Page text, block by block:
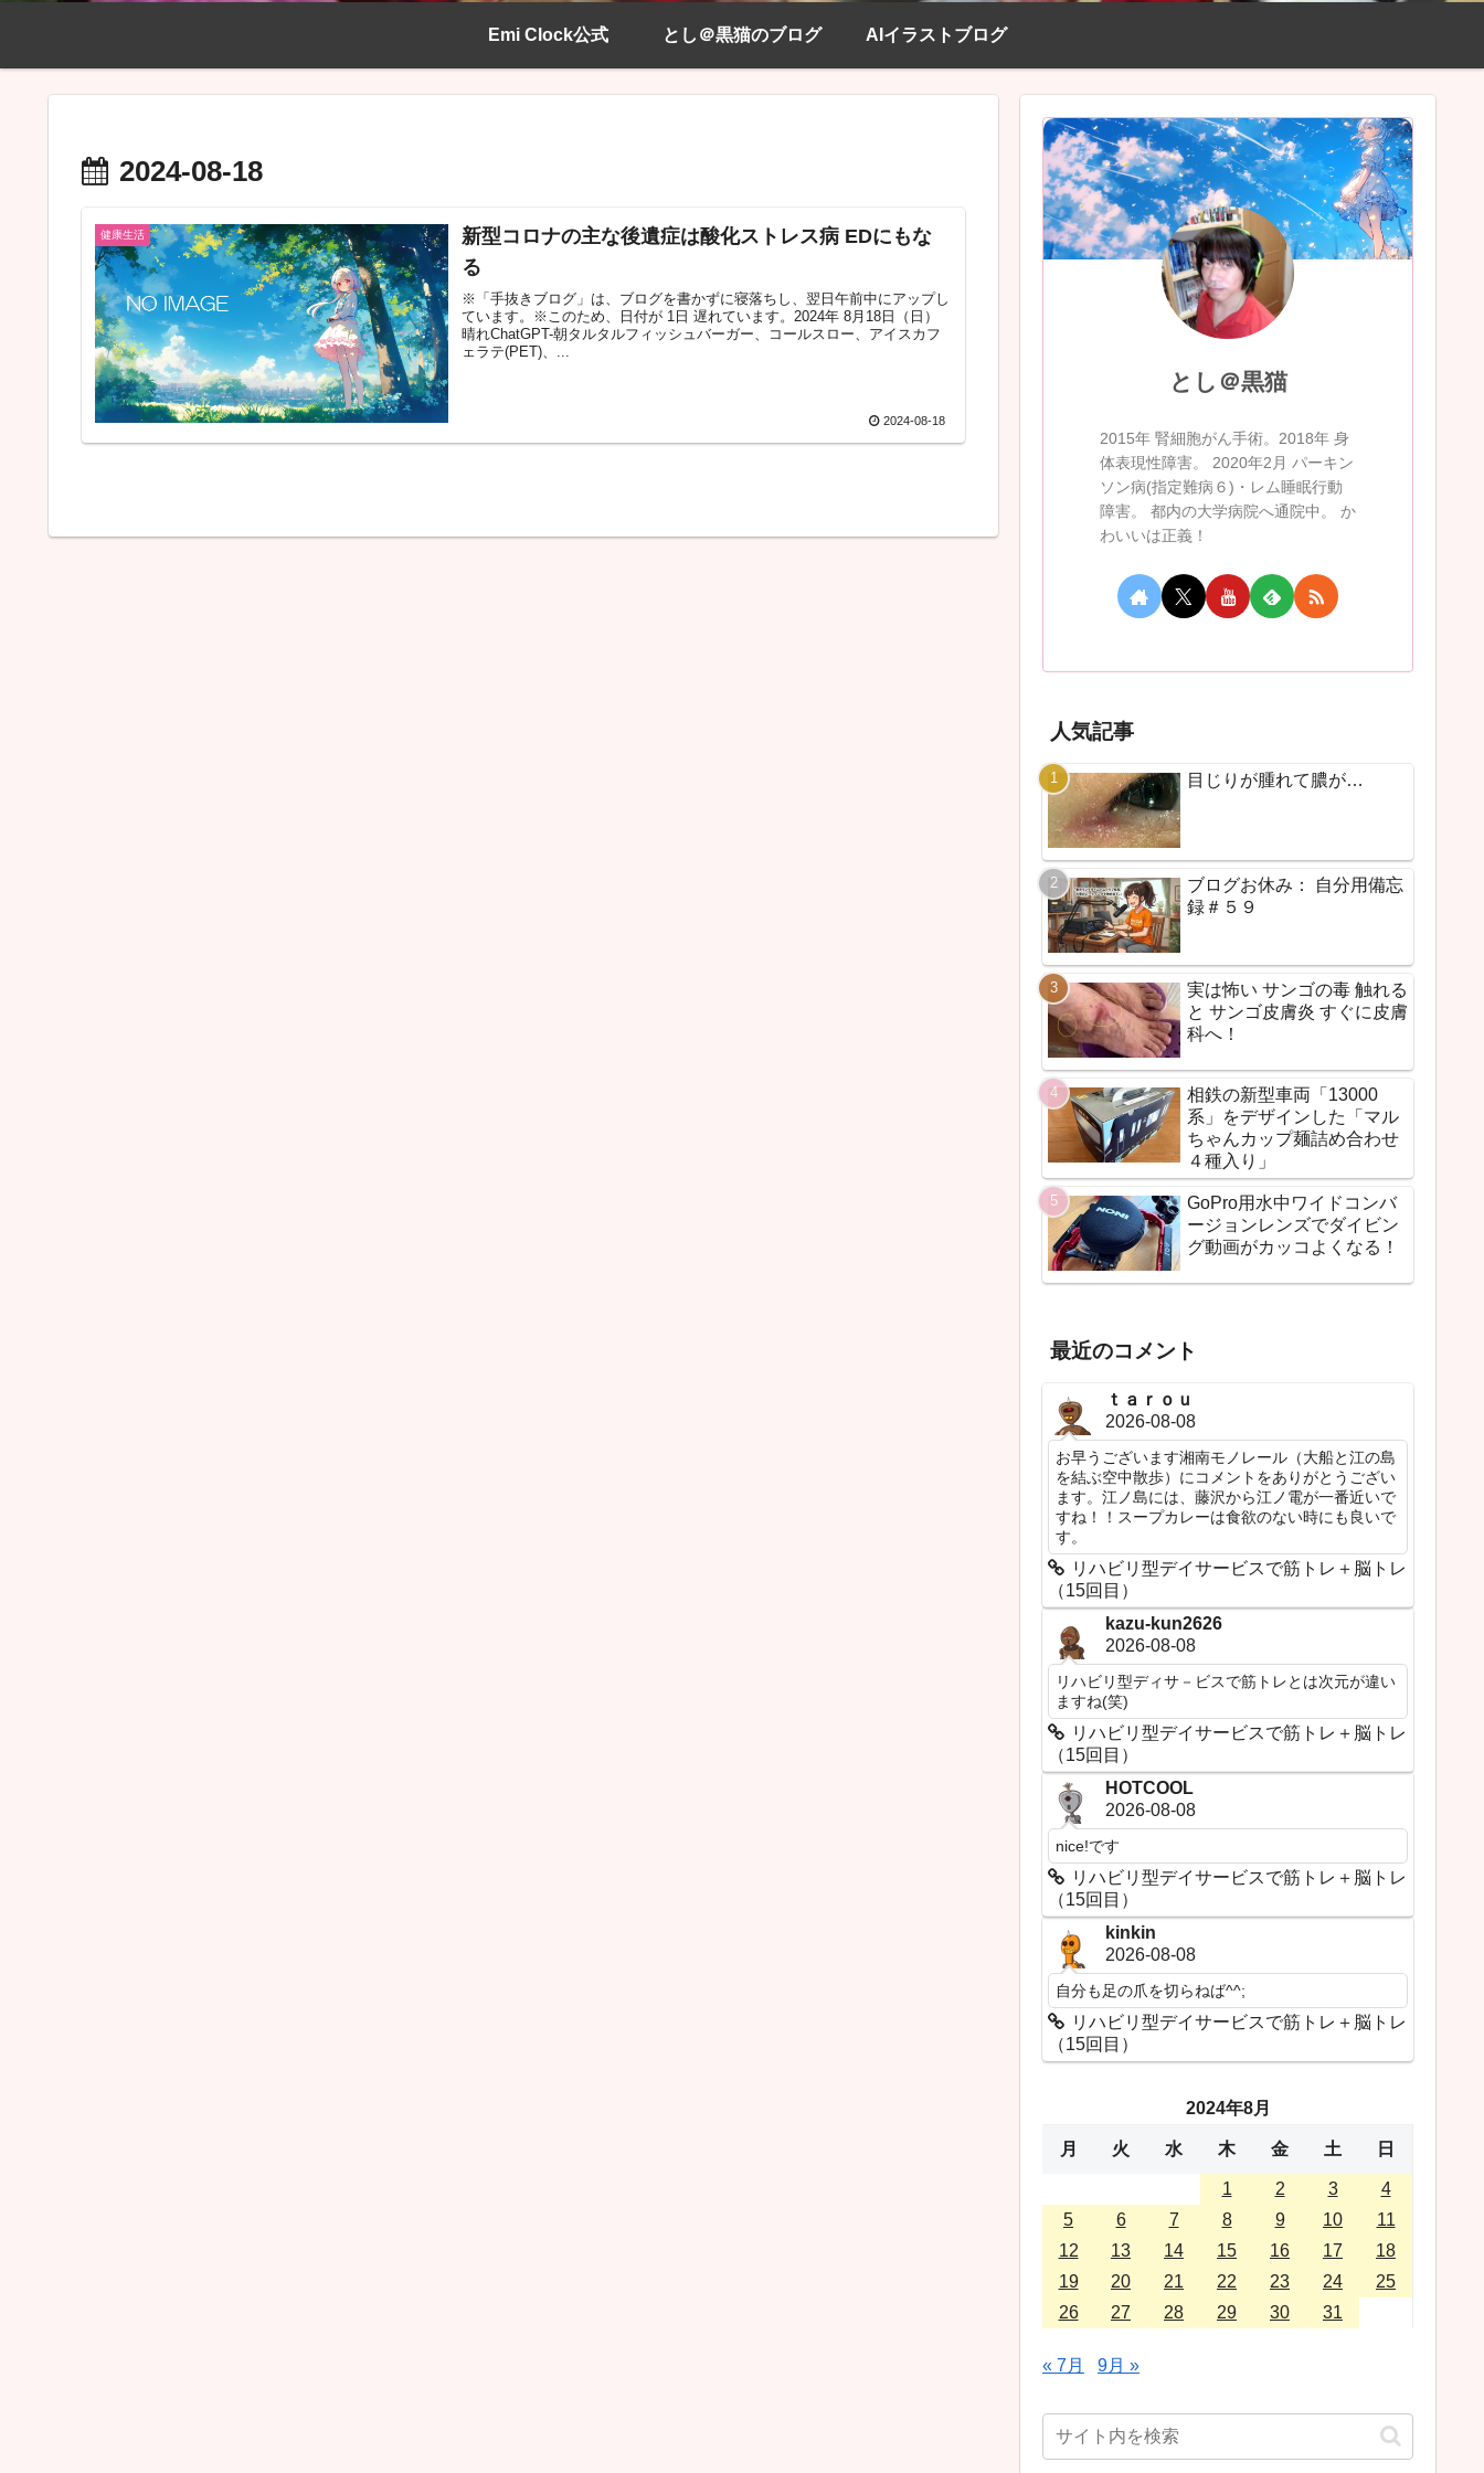
Emi Clock公式 とし＠黒猫のブログ AIイラストブログ
2024-08-18
健康生活
新型コロナの主な後遺症は酸化ストレス病 EDにもな
る
※「手抜きブログ」は、ブログを書かずに寝落ちし、翌日午前中にアップし
ています。※このため、日付が 1日 遅れています。2024年 8月18日（日）
晴れChatGPT-朝タルタルフィッシュバーガー、コールスロー、アイスカフ
ェラテ(PET)、...
2024-08-18
とし＠黒猫
2015年 腎細胞がん手術。2018年 身
体表現性障害。 2020年2月 パーキン
ソン病(指定難病６)・レム睡眠行動
障害。 都内の大学病院へ通院中。 か
わいいは正義！
人気記事
目じりが腫れて膿が…
ブログお休み： 自分用備忘
録＃５９
実は怖い サンゴの毒 触れる
と サンゴ皮膚炎 すぐに皮膚
科へ！
相鉄の新型車両「13000
系」をデザインした「マル
ちゃんカップ麺詰め合わせ
４種入り」
GoPro用水中ワイドコンバ
ージョンレンズでダイビン
グ動画がカッコよくなる！
最近のコメント
ｔａｒｏｕ
2026-08-08
お早うございます湘南モノレール（大船と江の島
を結ぶ空中散歩）にコメントをありがとうござい
ます。江ノ島には、藤沢から江ノ電が一番近いで
すね！！スープカレーは食欲のない時にも良いで
す。
リハビリ型デイサービスで筋トレ＋脳トレ
（15回目）
kazu-kun2626
2026-08-08
リハビリ型ディサ－ビスで筋トレとは次元が違い
ますね(笑)
リハビリ型デイサービスで筋トレ＋脳トレ
（15回目）
HOTCOOL
2026-08-08
nice!です
リハビリ型デイサービスで筋トレ＋脳トレ
（15回目）
kinkin
2026-08-08
自分も足の爪を切らねば^^;
リハビリ型デイサービスで筋トレ＋脳トレ
（15回目）
2024年8月
月 火 水 木 金 土 日
1 2 3
4
5
6 7 8 9 10
11
12
13 14 15 16 17
18
19
20 21 22 23 24
25
26
27 28 29 30 31
« 7月 9月 »